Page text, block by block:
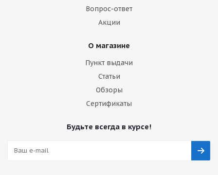
Вопрос-ответ
Акции
О магазине
Пункт выдачи
Статьи
Обзоры
Сертификаты
Будьте всегда в курсе!